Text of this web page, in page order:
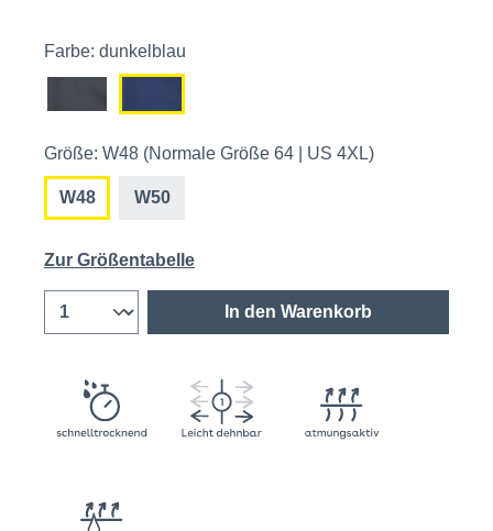
Farbe: dunkelblau
Größe: W48 (Normale Größe 64 | US 4XL)
W48 W50
Zur Größentabelle
In den Warenkorb